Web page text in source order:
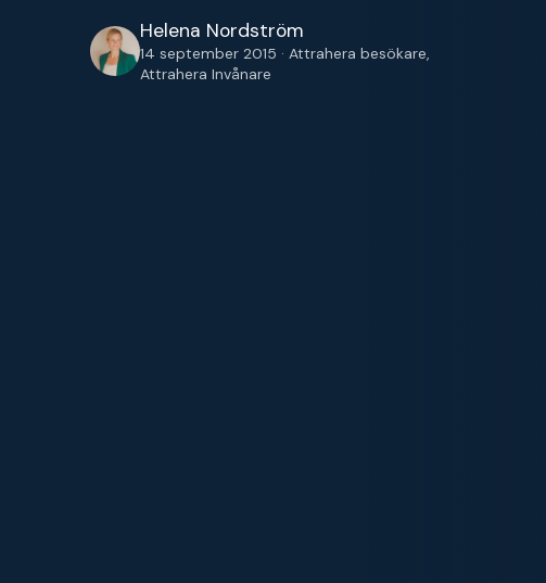
Helena Nordström
14 september 2015 · Attrahera besökare,
Attrahera Invånare